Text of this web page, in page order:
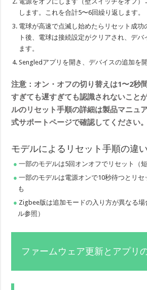
します。これを合計5〜6回繰り返します。
電球が高速で点滅し始めたらリセット成功
ト後、電球は接続設定がクリアされ、デバ
ます。
Sengledアプリを開き、デバイスの追加を開
注意：オン・オフの切り替えは1〜2秒
すぎても遅すぎても認識されないこと
ルのリセット手順の詳細は製品マニュ
式サポートページで確認してください。
モデルによるリセット手順の違い
一部のモデルは5回オンオフでリセット（短
一部のモデルは電源オンで10秒待つとリ
も
Zigbee版は追加モードの入り方が異なる
ル参照）
ファームウェア更新とアプリ